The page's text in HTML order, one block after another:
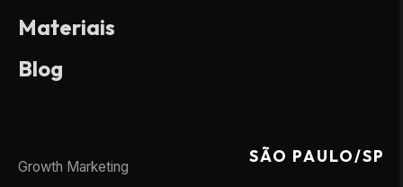
Materiais
Blog
Growth Marketing
SÃO PAULO/SP